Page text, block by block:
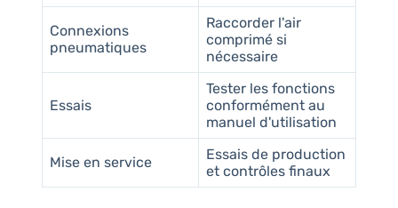
Connexions
pneumatiques
Raccorder l'air
comprimé si
nécessaire
Essais
Tester les fonctions
conformément au
manuel d'utilisation
Mise en service
Essais de production
et contrôles finaux